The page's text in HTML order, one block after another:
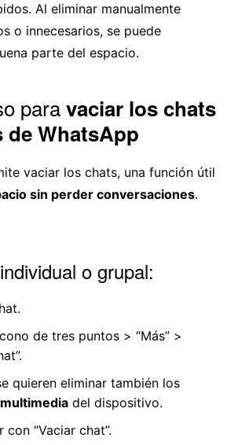
Al eliminar manualmente
o innecesarios, se puede
parte del espacio.
paravaciar los chats
de WhatsApp
vaciar los chats, una función útil
sin perder conversaciones.
o grupal:
de tres puntos > “Más” >
quieren eliminar también los
del dispositivo.
con “Vaciar chat”.